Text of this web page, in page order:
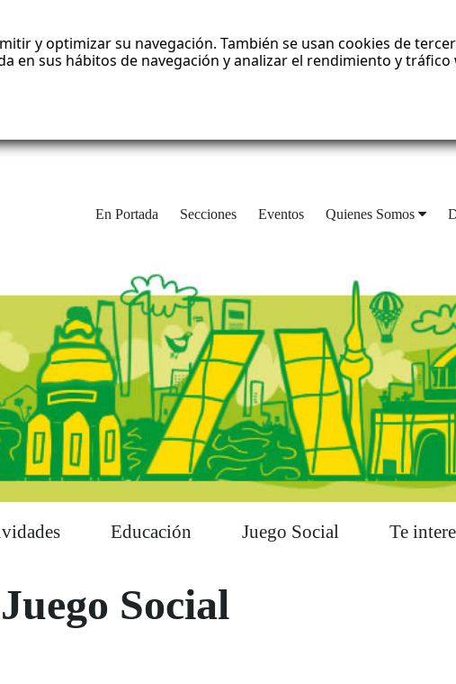
y optimizar su navegación. También se usan cookies de
en sus hábitos de navegación y analizar el rendimiento y
En Portada Secciones Eventos Quienes Somos
Educación Juego Social Te
Juego Social